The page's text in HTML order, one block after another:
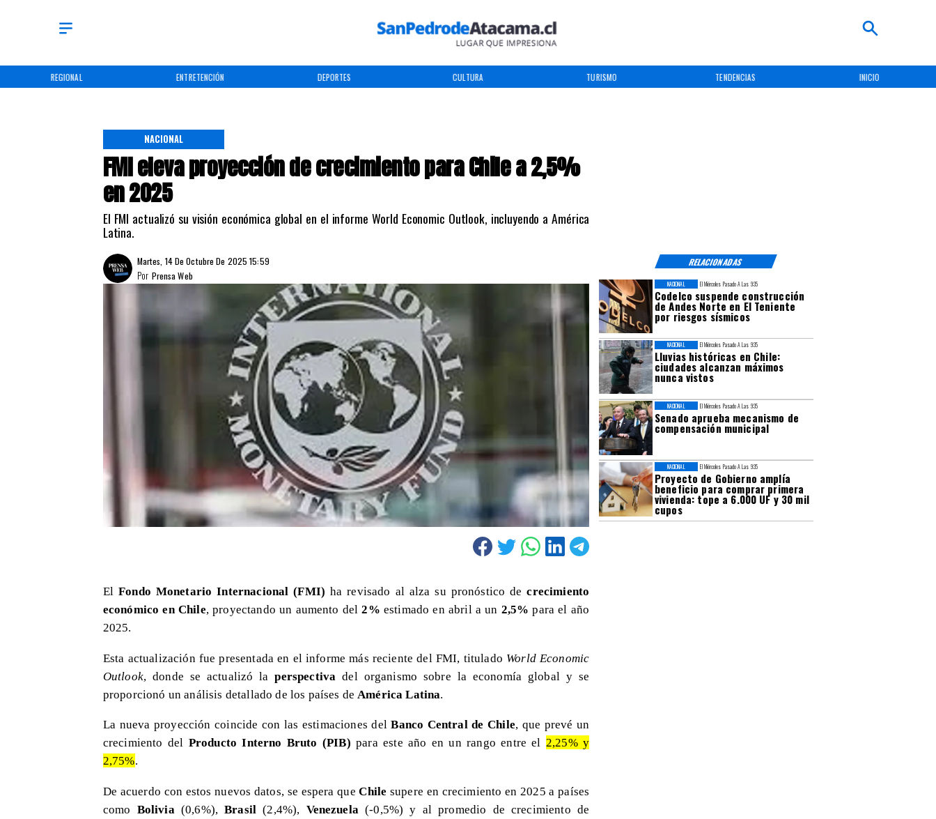
REGIONAL ENTRETENCIÓN DEPORTES CULTURA TURISMO TENDENCIAS INICIO
FMI eleva proyección de crecimiento para Chile a 2,5%
en 2025
El FMI actualizó su visión económica global en el informe World Economic Outlook, incluyendo a América
Latina.
NACIONAL
RELACIONADAS
Martes, 14 De Octubre De 2025 15:59
Prensa Web
Por
El Miércoles Pasado A Las 9:35
Codelco suspende construcción
de Andes Norte en El Teniente
por riesgos sísmicos
NACIONAL
El Miércoles Pasado A Las 9:35
Lluvias históricas en Chile:
ciudades alcanzan máximos
nunca vistos
NACIONAL
El Miércoles Pasado A Las 9:35
Senado aprueba mecanismo de
compensación municipal
NACIONAL
El Miércoles Pasado A Las 9:35
Proyecto de Gobierno amplía
beneficio para comprar primera
vivienda: tope a 6.000 UF y 30 mil
cupos
NACIONAL
ElFondo Monetario Internacional (FMI) ha revisado al alza su pronóstico decrecimiento
económico en Chile, proyectando un aumento del2% estimado en abril a un 2,5% para el año
2025.
Esta actualización fue presentada en el informe más reciente del FMI, titulado World Economic
Outlook, donde se actualizó laperspectiva del organismo sobre la economía global y se
proporcionó un análisis detallado de los países de América Latina.
La nueva proyección coincide con las estimaciones delBanco Central de Chile, que prevé un
crecimiento del Producto Interno Bruto (PIB) para este año en un rango entre el 2,25% y
2,75%.
De acuerdo con estos nuevos datos, se espera queChile supere en crecimiento en 2025 a países
como Bolivia (0,6%),Brasil (2,4%), Venezuela (-0,5%) y al promedio de crecimiento de